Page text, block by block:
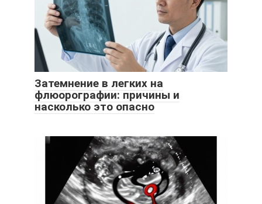
Затемнение в легких на
флюорографии: причины и
насколько это опасно